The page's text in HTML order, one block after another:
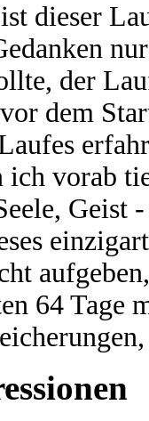
dieser
der
dem
ich vorab
64 Tage